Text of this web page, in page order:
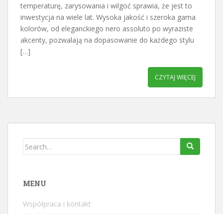
temperaturę, zarysowania i wilgoć sprawia, że jest to
inwestycja na wiele lat. Wysoka jakość i szeroka gama
kolorów, od eleganckiego nero assoluto po wyraziste
akcenty, pozwalają na dopasowanie do każdego stylu
[…]
CZYTAJ WIĘCEJ
Search
MENU
Współpraca i kontakt